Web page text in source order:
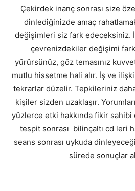
Çekirdek inanç sonrası size
dinlediğinizde amaç
değişimleri siz fark edeceksiniz.
çevrenizdekiler değişimi
yürürsünüz, göz temasınız
mutlu hissetme hali alır. İş ve
tekrarlar düzelir. Tepkileriniz
kişiler sizden uzaklaşır.
yüzlerce etki hakkında fikir
tespit sonrası bilinçaltı cd leri
seans sonrası uykuda
sürede sonuçlar